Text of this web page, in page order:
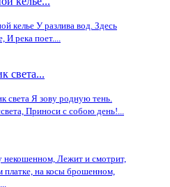
келье У разлива вод. Здесь
И река поeт....
света...
света Я зову родную тень.
Приноси с собою день!...
Лежит и смотрит,
платке, на косы брошенном,